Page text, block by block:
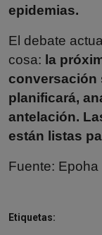
epidemias.
El debate
cosa: la
conversación
planificará,
antelación.
están listas
Fuente: Epoha
Etiquetas: